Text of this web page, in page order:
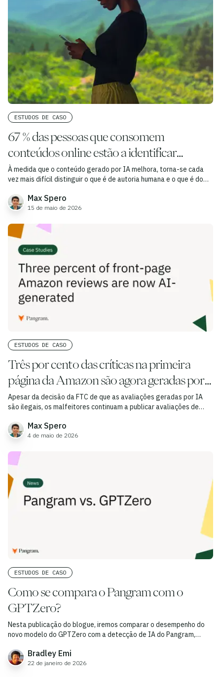
ESTUDOS DE CASO
67 % das pessoas que consomem
conteúdos online estão a identificar
informações enganosas geradas por IA
À medida que o conteúdo gerado por IA melhora, torna-se cada
vez mais difícil distinguir o que é de autoria humana e o que é do
Max Spero
15 de maio de 2026
ESTUDOS DE CASO
Três por cento das críticas na primeira
página da Amazon são agora geradas por
IA
Apesar da decisão da FTC de que as avaliações geradas por IA
são ilegais, os malfeitores continuam a publicar avaliações de
(LLM) que induzem os clientes em erro.
Max Spero
4 de maio de 2026
ESTUDOS DE CASO
Como se compara o Pangram com o
GPTZero?
Nesta publicação do blogue, iremos comparar o desempenho do
novo modelo do GPTZero com a detecção de IA do Pangram,
Bradley Emi
22 de janeiro de 2026